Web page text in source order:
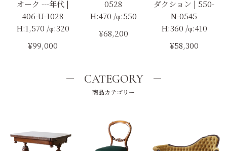
オーク ---年代 |
406-U-1028
H:1,570 /φ:320
¥99,000
0528
H:470 /φ:550
¥68,200
ダクション | 550-
N-0545
H:360 /φ:410
¥58,300
CATEGORY
商品カテゴリー